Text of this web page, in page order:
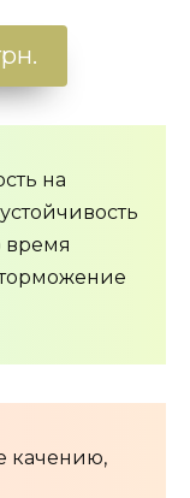
на
время
качению,